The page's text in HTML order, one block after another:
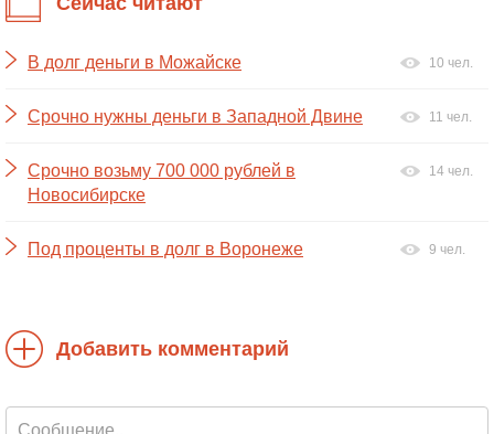
В долг деньги в Можайске 10 чел.
Срочно нужны деньги в Западной Двине 11 чел.
Срочно возьму 700 000 рублей в
Новосибирске
14 чел.
Под проценты в долг в Воронеже 9 чел.
Добавить комментарий